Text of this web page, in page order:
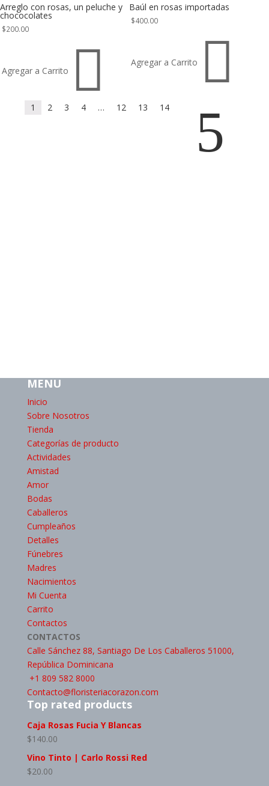
Arreglo con rosas, un peluche y
chococolates
$200.00
Agregar a Carrito 
Baúl en rosas importadas
$400.00
Agregar a Carrito 
1 2 3 4 … 12 13 14 5
MENU
Inicio
Sobre Nosotros
Tienda
Categorías de producto
Actividades
Amistad
Amor
Bodas
Caballeros
Cumpleaños
Detalles
Fúnebres
Madres
Nacimientos
Mi Cuenta
Carrito
Contactos
CONTACTOS
Calle Sánchez 88, Santiago De Los Caballeros 51000,
República Dominicana
+1 809 582 8000
Contacto@floristeriacorazon.com
Top rated products
Caja Rosas Fucia Y Blancas
$140.00
Vino Tinto | Carlo Rossi Red
$20.00